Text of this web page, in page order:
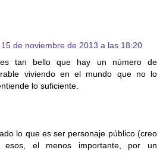
15 de noviembre de 2013 a las 18:20
tan bello que hay un número de
viviendo en el mundo que no lo
lo suficiente.
lo que es ser personaje público (creo
el menos importante, por un